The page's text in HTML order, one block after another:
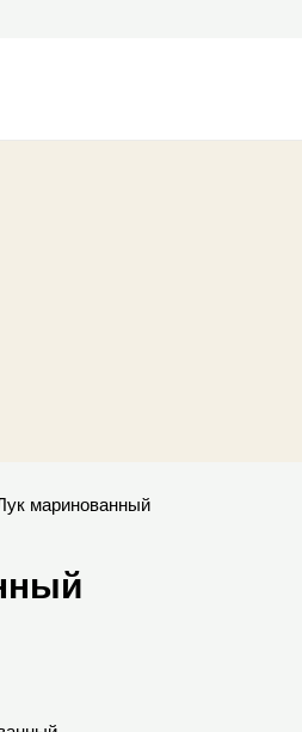
маринованный